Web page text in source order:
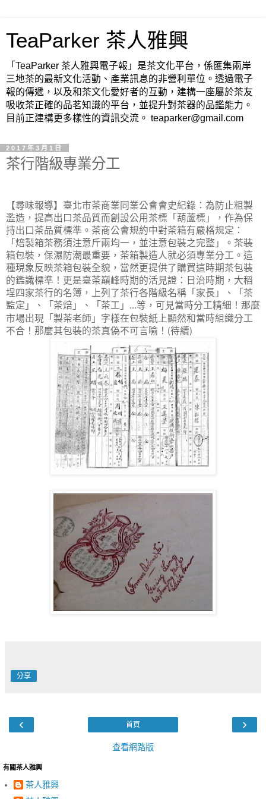
TeaParker 茶人雅興
「TeaParker 茶人雅興電子報」是茶文化平台，係匯集兩岸
三地茶的最新文化活動、產業訊息的非營利單位。透過電子
報的傳遞，以及和茶文化愛好者的互動，建構一座屬於茶友
吸收茶正確的品茗知識的平台，並提升對茶器的品鑑能力。
目前正建構更多樣性的資訊交流。 teaparker@gmail.com
2017年3月1日
茶行階級專業分工
【尋味報導】臺北市茶商業同業公會會史紀錄：為防止粗製
濫造，提高出口茶品質而創設公用茶標「葫蘆標」，作為保
持出口茶品質標準。茶商公會規約中對茶箱有嚴格規定：
「焙製箱茶務須注意斤兩均一，並注意包裝之完整」。茶裝
箱包裝，保濕防潮最重要，茶箱製造人就必須專業分工。這
種現象反映茶箱包裝全貌，當然更提供了購買這時期茶包裝
的鑑識標準！更是臺茶巔峰時期的活見證：日治時期，大稻
埕四家茶行的名簿，上列了茶行各階級名稱「家長」、「茶
監定」、「茶焙」、「茶工」
...等，可見當時分工精細！那麼
市場出現「製茶老師」字樣在包裝紙上顯然和當時組織分工
不合！那麼其包裝的茶真偽不可言喻！ (待續)
分享
‹ ›
首頁
查看網路版
有關茶人雅興
茶人雅興